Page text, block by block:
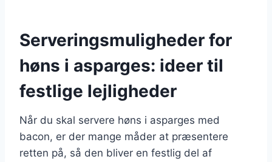
Serveringsmuligheder for
høns i asparges: ideer til
festlige lejligheder
Når du skal servere høns i asparges med
bacon, er der mange måder at præsentere
retten på, så den bliver en festlig del af